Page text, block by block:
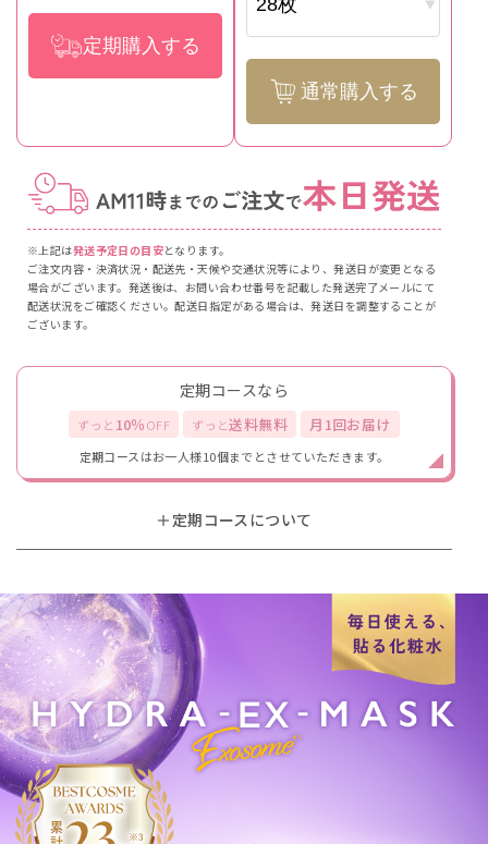
定期購入する
通常購入する
※上記は発送予定日の目安となります。
ご注文内容・決済状況・配送先・天候や交通状況等により、発送日が変更となる
場合がございます。発送後は、お問い合わせ番号を記載した発送完了メールにて
配送状況をご確認ください。配送日指定がある場合は、発送日を調整することが
ございます。
定期コースなら
ずっと 10％OFF ずっと送料無料 月1回お届け
定期コースはお一人様10個までとさせていただきます。
＋定期コースについて